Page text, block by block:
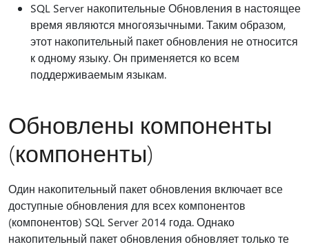
SQL Server накопительные Обновления в настоящее
время являются многоязычными. Таким образом,
этот накопительный пакет обновления не относится
к одному языку. Он применяется ко всем
поддерживаемым языкам.
Обновлены компоненты
(компоненты)
Один накопительный пакет обновления включает все
доступные обновления для всех компонентов
(компонентов) SQL Server 2014 года. Однако
накопительный пакет обновления обновляет только те